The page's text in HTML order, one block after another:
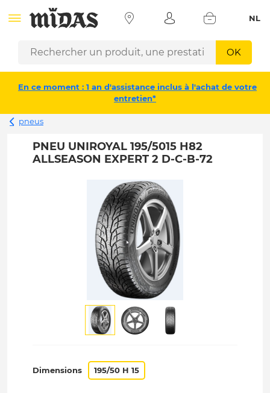
NL
OK
En ce moment : 1 an d'assistance inclus à l'achat de votre
entretien*
pneus
PNEU UNIROYAL 195/5015 H82
ALLSEASON EXPERT 2 D-C-B-72
Dimensions 195/50 H 15